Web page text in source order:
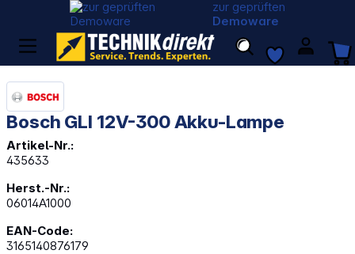
zur geprüften
Demoware
Bosch GLI 12V-300 Akku-Lampe
Artikel-Nr.:
435633
Herst.-Nr.:
06014A1000
EAN-Code:
3165140876179